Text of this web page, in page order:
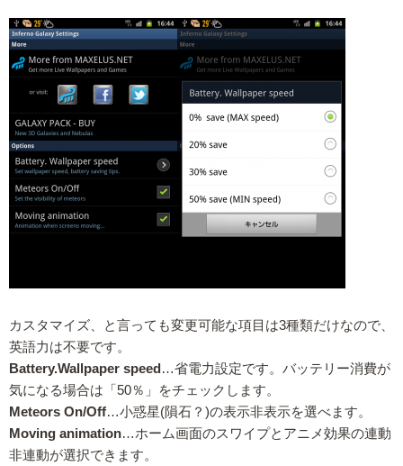
カスタマイズ、と言っても変更可能な項目は3種類だけなので、
英語力は不要です。
Battery.Wallpaper speed …省電力設定です。バッテリー消費が
気になる場合は「50％」をチェックします。
Meteors On/Off…小惑星(隕石？)の表示非表示を選べます。
Moving animation…ホーム画面のスワイプとアニメ効果の連動
非連動が選択できます。